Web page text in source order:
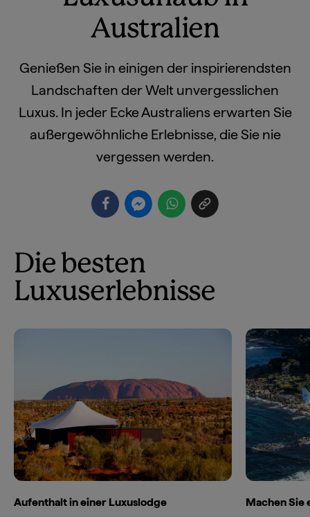
Australien
Genießen Sie in einigen der inspirierendsten
Landschaften der Welt unvergesslichen
Luxus. In jeder Ecke Australiens erwarten Sie
außergewöhnliche Erlebnisse, die Sie nie
vergessen werden.
Die besten
Luxuserlebnisse
Aufenthalt in einer Luxuslodge
Machen Sie